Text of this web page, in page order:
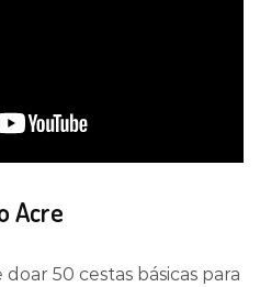
Acre
50 cestas básicas para